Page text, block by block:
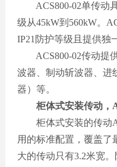
ACS800-02单传动
级从45kW到560kW。
IP21防护等级且提供独
ACS800-02传动提供
波器、制动斩波器、进
器）等。
柜体式安装传动，
柜体式安装的传动
用的标准配置，覆盖了
大的传动只有3.2米宽。